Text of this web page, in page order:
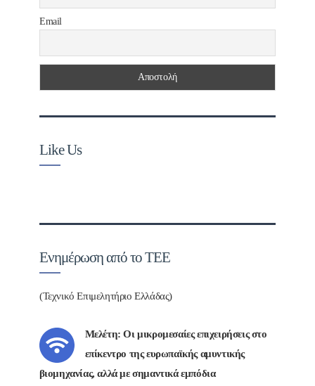
Email
Like Us
Ενημέρωση από το ΤΕΕ
(Τεχνικό Επιμελητήριο Ελλάδας)
Μελέτη: Οι μικρομεσαίες επιχειρήσεις στο
επίκεντρο της ευρωπαϊκής αμυντικής
βιομηχανίας, αλλά με σημαντικά εμπόδια